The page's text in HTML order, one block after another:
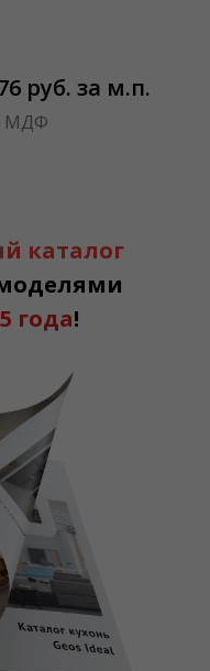
руб. за м.п.
МДФ
каталог
года!